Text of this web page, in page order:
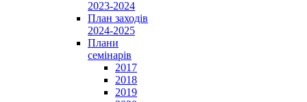
2023-2024
План заходів
2024-2025
Плани
семінарів
2017
2018
2019